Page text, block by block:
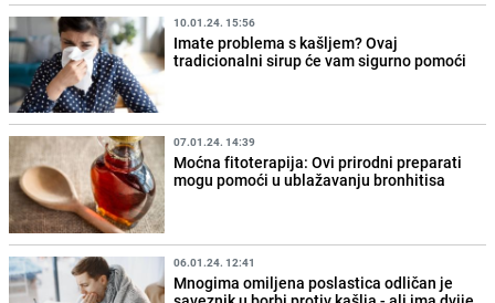
10.01.24. 15:56
Imate problema s kašljem? Ovaj
tradicionalni sirup će vam sigurno pomoći
07.01.24. 14:39
Moćna fitoterapija: Ovi prirodni preparati
mogu pomoći u ublažavanju bronhitisa
06.01.24. 12:41
Mnogima omiljena poslastica odličan je